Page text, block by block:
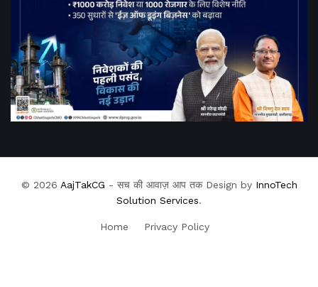
© 2026 AajTakCG - सच की आवाज़ आप तक Design by InnoTech
Solution Services.
Home Privacy Policy